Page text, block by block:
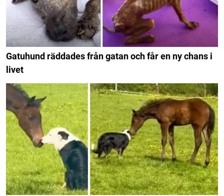
Gatuhund räddades från gatan och får en ny chans i
livet